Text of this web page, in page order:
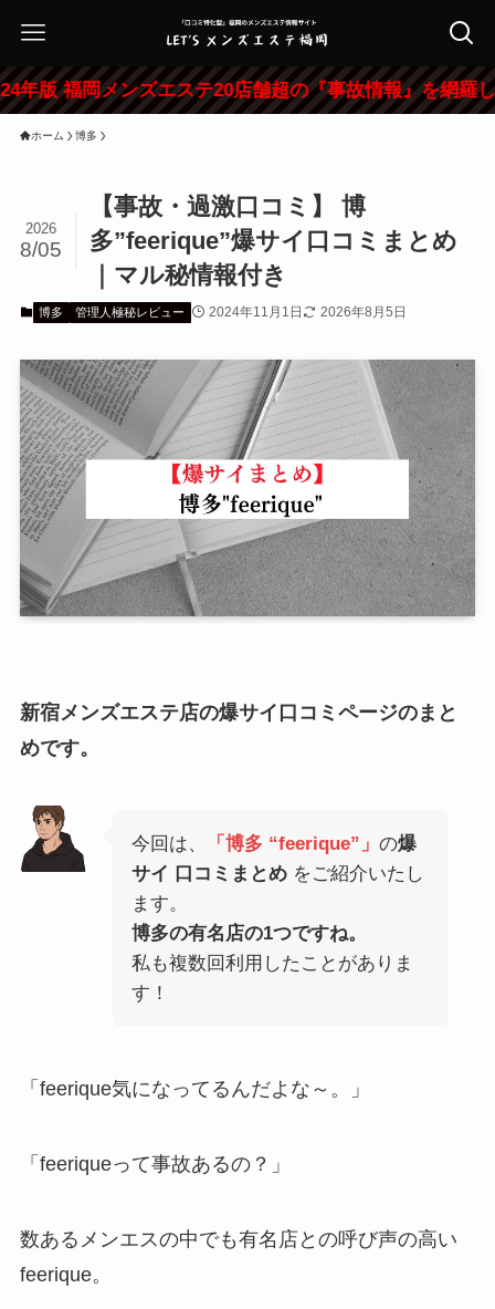
ンズエステ20店舗超の『事故情報』を網羅した特大レ
ホーム 博多
【事故・過激口コミ】 博
多”feerique”爆サイ口コミまとめ
｜マル秘情報付き
2026
8/05
博多 管理人極秘レビュー 2024年11月1日 2026年8月5日
新宿メンズエステ店の爆サイ口コミページのまと
めです。
今回は、 「博多 “feerique”」 の爆
サイ 口コミまとめ をご紹介いたし
ます。
博多の有名店の1つですね。
私も複数回利用したことがありま
す！
「feerique気になってるんだよな～。」
「feeriqueって事故あるの？」
数あるメンエスの中でも有名店との呼び声の高い
feerique。